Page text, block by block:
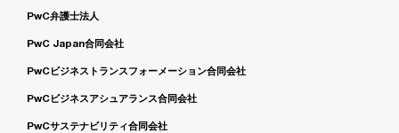
PwC弁護士法人
PwC Japan合同会社
PwCビジネストランスフォーメーション合同会社
PwCビジネスアシュアランス合同会社
PwCサステナビリティ合同会社